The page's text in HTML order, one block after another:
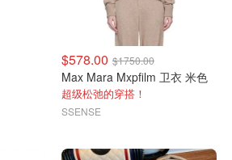
$578.00 $1750.00
Max Mara Mxpfilm 卫衣 米色
超级松弛的穿搭！
SSENSE